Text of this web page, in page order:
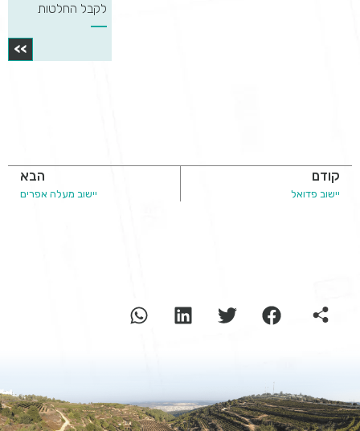
לקבל החלטות
>>
קודם
יישוב פדואל
הבא
יישוב מעלה אפרים